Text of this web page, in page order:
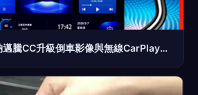
原廠改裝體驗 桑塔納邁騰CC升級倒車影像與無線CarPlay，這家店好評如潮